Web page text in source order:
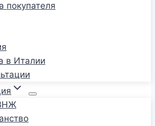
покупателя
в Италии